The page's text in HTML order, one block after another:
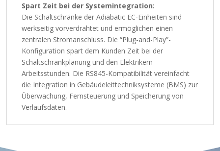
Spart Zeit bei der Systemintegration:
Die Schaltschränke der Adiabatic EC-Einheiten sind
werkseitig vorverdrahtet und ermöglichen einen
zentralen Stromanschluss. Die “Plug-and-Play”-
Konfiguration spart dem Kunden Zeit bei der
Schaltschrankplanung und den Elektrikern
Arbeitsstunden. Die RS845-Kompatibilität vereinfacht
die Integration in Gebäudeleittechniksysteme (BMS) zur
Überwachung, Fernsteuerung und Speicherung von
Verlaufsdaten.